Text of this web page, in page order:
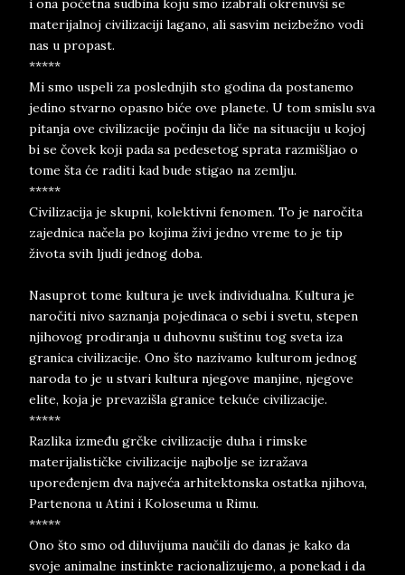
i ona početna sudbina koju smo izabrali okrenuvši se
materijalnoj civilizaciji lagano, ali sasvim neizbežno vodi
nas u propast.
*****
Mi smo uspeli za poslednjih sto godina da postanemo
jedino stvarno opasno biće ove planete. U tom smislu sva
pitanja ove civilizacije počinju da liče na situaciju u kojoj
bi se čovek koji pada sa pedesetog sprata razmišljao o
tome šta će raditi kad bude stigao na zemlju.
*****
Civilizacija je skupni, kolektivni fenomen. To je naročita
zajednica načela po kojima živi jedno vreme to je tip
života svih ljudi jednog doba.
Nasuprot tome kultura je uvek individualna. Kultura je
naročiti nivo saznanja pojedinaca o sebi i svetu, stepen
njihovog prodiranja u duhovnu suštinu tog sveta iza
granica civilizacije. Ono što nazivamo kulturom jednog
naroda to je u stvari kultura njegove manjine, njegove
elite, koja je prevazišla granice tekuće civilizacije.
*****
Razlika između grčke civilizacije duha i rimske
materijalističke civilizacije najbolje se izražava
upoređenjem dva najveća arhitektonska ostatka njihova,
Partenona u Atini i Koloseuma u Rimu.
*****
Ono što smo od diluvijuma naučili do danas je kako da
svoje animalne instinkte racionalizujemo, a ponekad i da